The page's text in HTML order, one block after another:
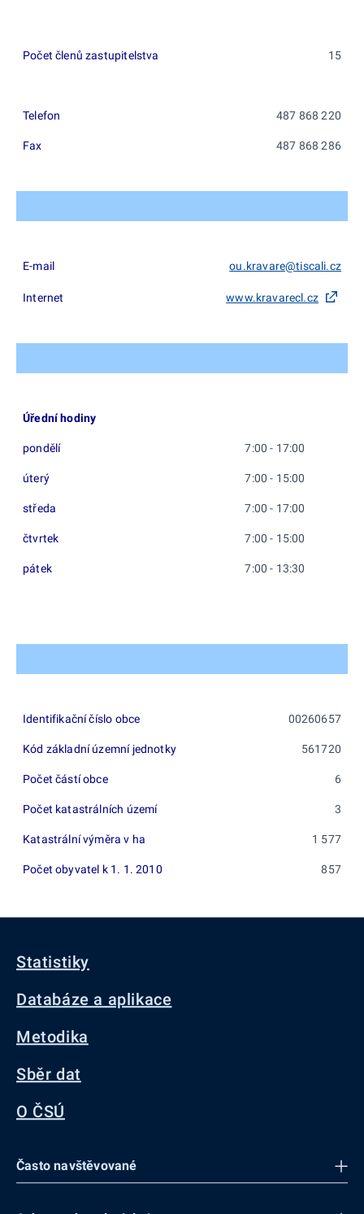
Počet členů zastupitelstva 15
Telefon 487 868 220
Fax 487 868 286
E-mail ou.kravare@tiscali.cz
Internet www.kravarecl.cz
Úřední hodiny
pondělí 7:00 - 17:00
úterý 7:00 - 15:00
středa 7:00 - 17:00
čtvrtek 7:00 - 15:00
pátek 7:00 - 13:30
Identifikační číslo obce 00260657
Kód základní územní jednotky 561720
Počet částí obce 6
Počet katastrálních území 3
Katastrální výměra v ha 1 577
Počet obyvatel k 1. 1. 2010 857
Statistiky
Databáze a aplikace
Metodika
Sběr dat
O ČSÚ
Často navštěvované